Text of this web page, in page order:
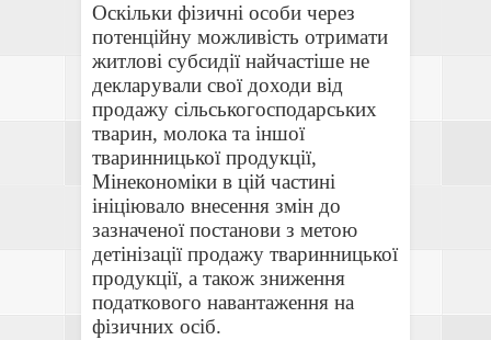
Оскільки фізичні особи через
потенційну можливість отримати
житлові субсидії найчастіше не
декларували свої доходи від
продажу сільськогосподарських
тварин, молока та іншої
тваринницької продукції,
Мінекономіки в цій частині
ініціювало внесення змін до
зазначеної постанови з метою
детінізації продажу тваринницької
продукції, а також зниження
податкового навантаження на
фізичних осіб.